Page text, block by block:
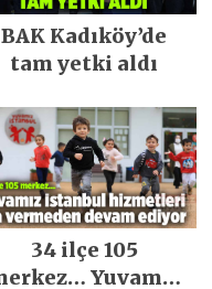
BAK Kadıköy’de
tam yetki aldı
34 ilçe 105
Yuvamız